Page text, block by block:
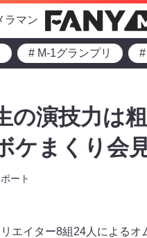
ラマン
# M-1グランプリ
の演技力は
ケまくり会
ート
エイター8組24人による